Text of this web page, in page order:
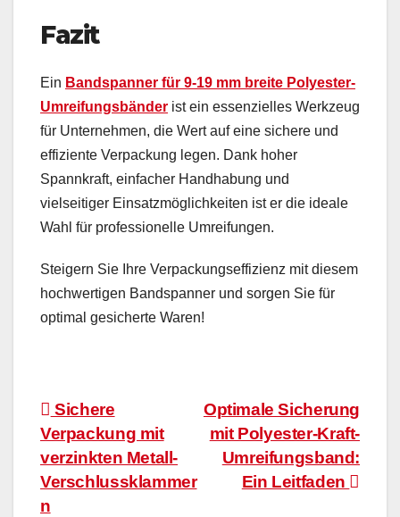
Fazit
Ein Bandspanner für 9-19 mm breite Polyester-
Umreifungsbänder ist ein essenzielles Werkzeug
für Unternehmen, die Wert auf eine sichere und
effiziente Verpackung legen. Dank hoher
Spannkraft, einfacher Handhabung und
vielseitiger Einsatzmöglichkeiten ist er die ideale
Wahl für professionelle Umreifungen.
Steigern Sie Ihre Verpackungseffizienz mit diesem
hochwertigen Bandspanner und sorgen Sie für
optimal gesicherte Waren!
Beitragsnavigation
Optimale Sicherung
mit Polyester-Kraft-
Umreifungsband:
Ein Leitfaden
Sichere
Verpackung mit
verzinkten Metall-
Verschlussklammer
n